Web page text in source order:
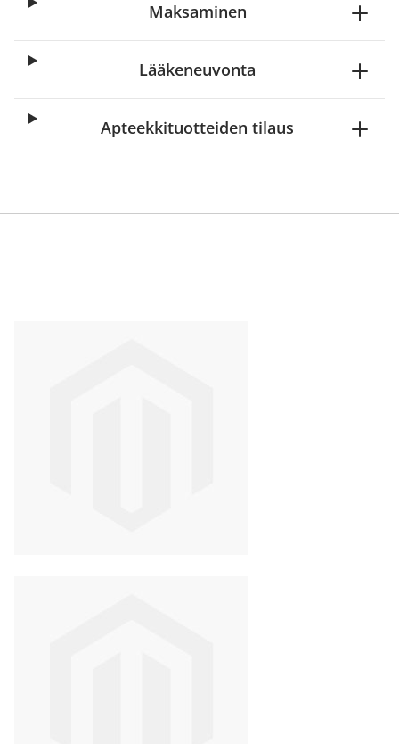
Maksaminen
Lääkeneuvonta
Apteekkituotteiden tilaus